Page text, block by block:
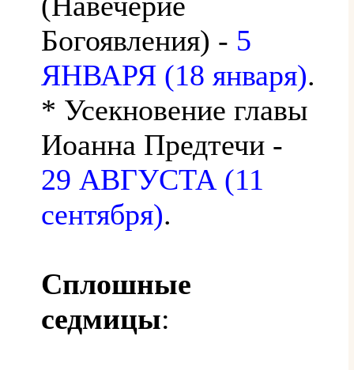
Богоявления) - 5
ЯНВАРЯ (18 января).
* Усекновение главы
Иоанна Предтечи -
29 АВГУСТА (11
сентября).
Сплошные
седмицы: